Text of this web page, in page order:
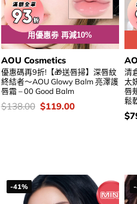
用優惠劵 再減10%
AOU Cosmetics
優惠碼再9折!【🎁送唇掃】深唇紋
終結者～AOU Glowy Balm 亮澤護
唇霜 – 00 Good Balm
價
錢：
$138.00 Original
price
$119.00Current
清
太
唇
鬆
價
錢
$
-41%